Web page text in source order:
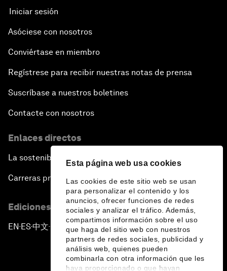
Esta página web usa cookies
Las cookies de este sitio web se usan
para personalizar el contenido y los
anuncios, ofrecer funciones de redes
sociales y analizar el tráfico. Además,
compartimos información sobre el uso
que haga del sitio web con nuestros
partners de redes sociales, publicidad y
análisis web, quienes pueden
combinarla con otra información que les
haya proporcionado o que hayan
Iniciar sesión
Asóciese con nosotros
Conviértase en miembro
Regístrese para recibir nuestras notas de prensa
Suscríbase a nuestros boletines
Contacte con nosotros
Enlaces directos
La sostenibilidad en el Foro
Carreras profesionales
Ediciones en otros idiomas
EN ▪ES▪中文▪ 日本語